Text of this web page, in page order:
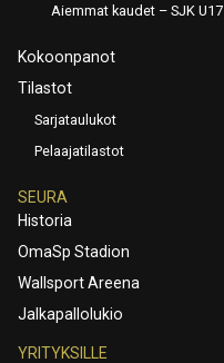
Aiemmat kaudet – SJK U17
Kokoonpanot
Tilastot
Sarjataulukot
Pelaajatilastot
SEURA
Historia
OmaSp Stadion
Wallsport Areena
Jalkapallolukio
YRITYKSILLE